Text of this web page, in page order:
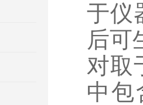
于仪
后可
对取
中包